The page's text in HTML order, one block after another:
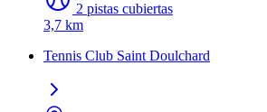
2 pistas cubiertas
3,7 km
Tennis Club Saint Doulchard